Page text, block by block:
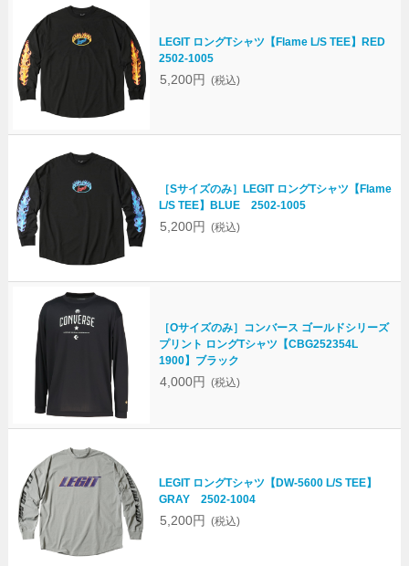
LEGIT ロングTシャツ【Flame L/S TEE】RED
2502-1005
5,200円 (税込)
［Sサイズのみ］LEGIT ロングTシャツ【Flame
L/S TEE】BLUE 2502-1005
5,200円 (税込)
［Oサイズのみ］コンバース ゴールドシリーズ
プリント ロングTシャツ【CBG252354L
1900】ブラック
4,000円 (税込)
LEGIT ロングTシャツ【DW-5600 L/S TEE】
GRAY 2502-1004
5,200円 (税込)